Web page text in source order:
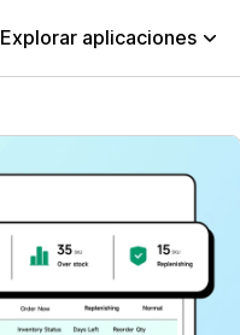
Explorar aplicaciones